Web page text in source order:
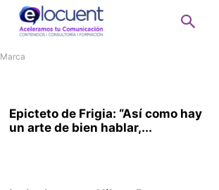
Marca
Epicteto de Frigia: “Así como hay
un arte de bien hablar,...